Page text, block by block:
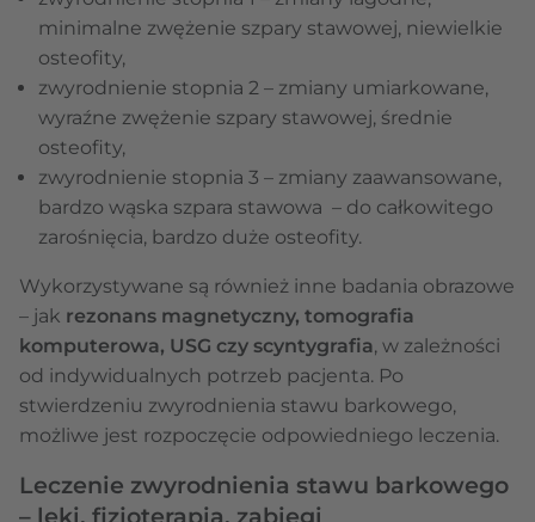
minimalne zwężenie szpary stawowej, niewielkie
osteofity,
zwyrodnienie stopnia 2 – zmiany umiarkowane,
wyraźne zwężenie szpary stawowej, średnie
osteofity,
zwyrodnienie stopnia 3 – zmiany zaawansowane,
bardzo wąska szpara stawowa – do całkowitego
zarośnięcia, bardzo duże osteofity.
Wykorzystywane są również inne badania obrazowe
– jak rezonans magnetyczny, tomografia
komputerowa, USG czy scyntygrafia, w zależności
od indywidualnych potrzeb pacjenta. Po
stwierdzeniu zwyrodnienia stawu barkowego,
możliwe jest rozpoczęcie odpowiedniego leczenia.
Leczenie zwyrodnienia stawu barkowego
– leki, fizjoterapia, zabiegi